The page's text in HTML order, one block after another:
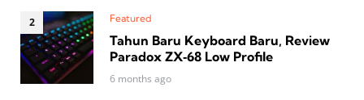
Featured
Tahun Baru Keyboard Baru, Review
Paradox ZX‑68 Low Profile
6 months ago